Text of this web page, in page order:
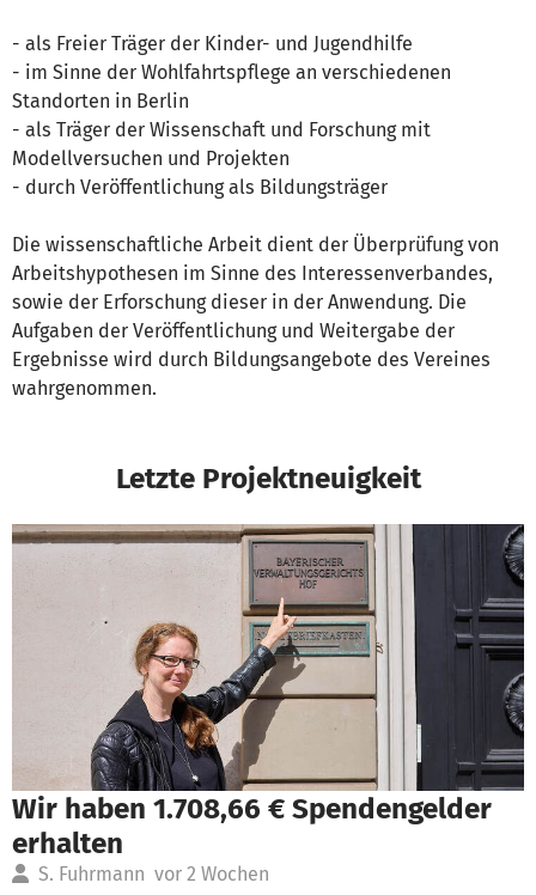
- als Freier Träger der Kinder- und Jugendhilfe
- im Sinne der Wohlfahrtspflege an verschiedenen
Standorten in Berlin
- als Träger der Wissenschaft und Forschung mit
Modellversuchen und Projekten
- durch Veröffentlichung als Bildungsträger
Die wissenschaftliche Arbeit dient der Überprüfung von
Arbeitshypothesen im Sinne des Interessenverbandes,
sowie der Erforschung dieser in der Anwendung. Die
Aufgaben der Veröffentlichung und Weitergabe der
Ergebnisse wird durch Bildungsangebote des Vereines
wahrgenommen.
Letzte Projektneuigkeit
Wir haben 1.708,66 € Spendengelder
erhalten
S. Fuhrmann vor 2 Wochen